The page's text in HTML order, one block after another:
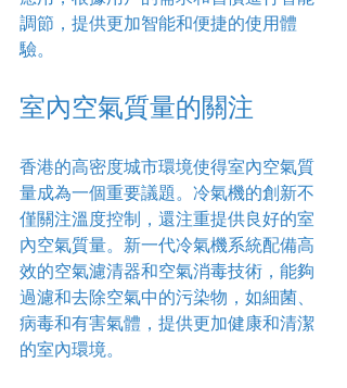
調節，提供更加智能和便捷的使用體
驗。
室內空氣質量的關注
香港的高密度城市環境使得室內空氣質
量成為一個重要議題。冷氣機的創新不
僅關注溫度控制，還注重提供良好的室
內空氣質量。新一代冷氣機系統配備高
效的空氣濾清器和空氣消毒技術，能夠
過濾和去除空氣中的污染物，如細菌、
病毒和有害氣體，提供更加健康和清潔
的室內環境。